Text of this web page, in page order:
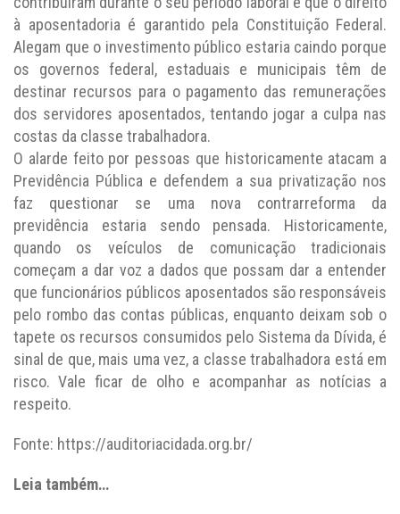
à aposentadoria é garantido pela Constituição Federal.
Alegam que o investimento público estaria caindo porque
os governos federal, estaduais e municipais têm de
destinar recursos para o pagamento das remunerações
dos servidores aposentados, tentando jogar a culpa nas
costas da classe trabalhadora.
O alarde feito por pessoas que historicamente atacam a
Previdência Pública e defendem a sua privatização nos
faz questionar se uma nova contrarreforma da
previdência estaria sendo pensada. Historicamente,
quando os veículos de comunicação tradicionais
começam a dar voz a dados que possam dar a entender
que funcionários públicos aposentados são responsáveis
pelo rombo das contas públicas, enquanto deixam sob o
tapete os recursos consumidos pelo Sistema da Dívida, é
sinal de que, mais uma vez, a classe trabalhadora está em
risco. Vale ficar de olho e acompanhar as notícias a
respeito.
Fonte: https://auditoriacidada.org.br/
Leia também…